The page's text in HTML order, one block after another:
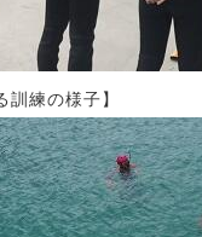
訓練の様子】